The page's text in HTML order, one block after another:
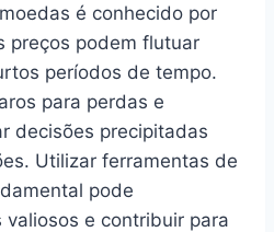
é conhecido por
preços podem flutuar
períodos de tempo.
para perdas e
decisões precipitadas
Utilizar ferramentas de
pode
valiosos e contribuir para